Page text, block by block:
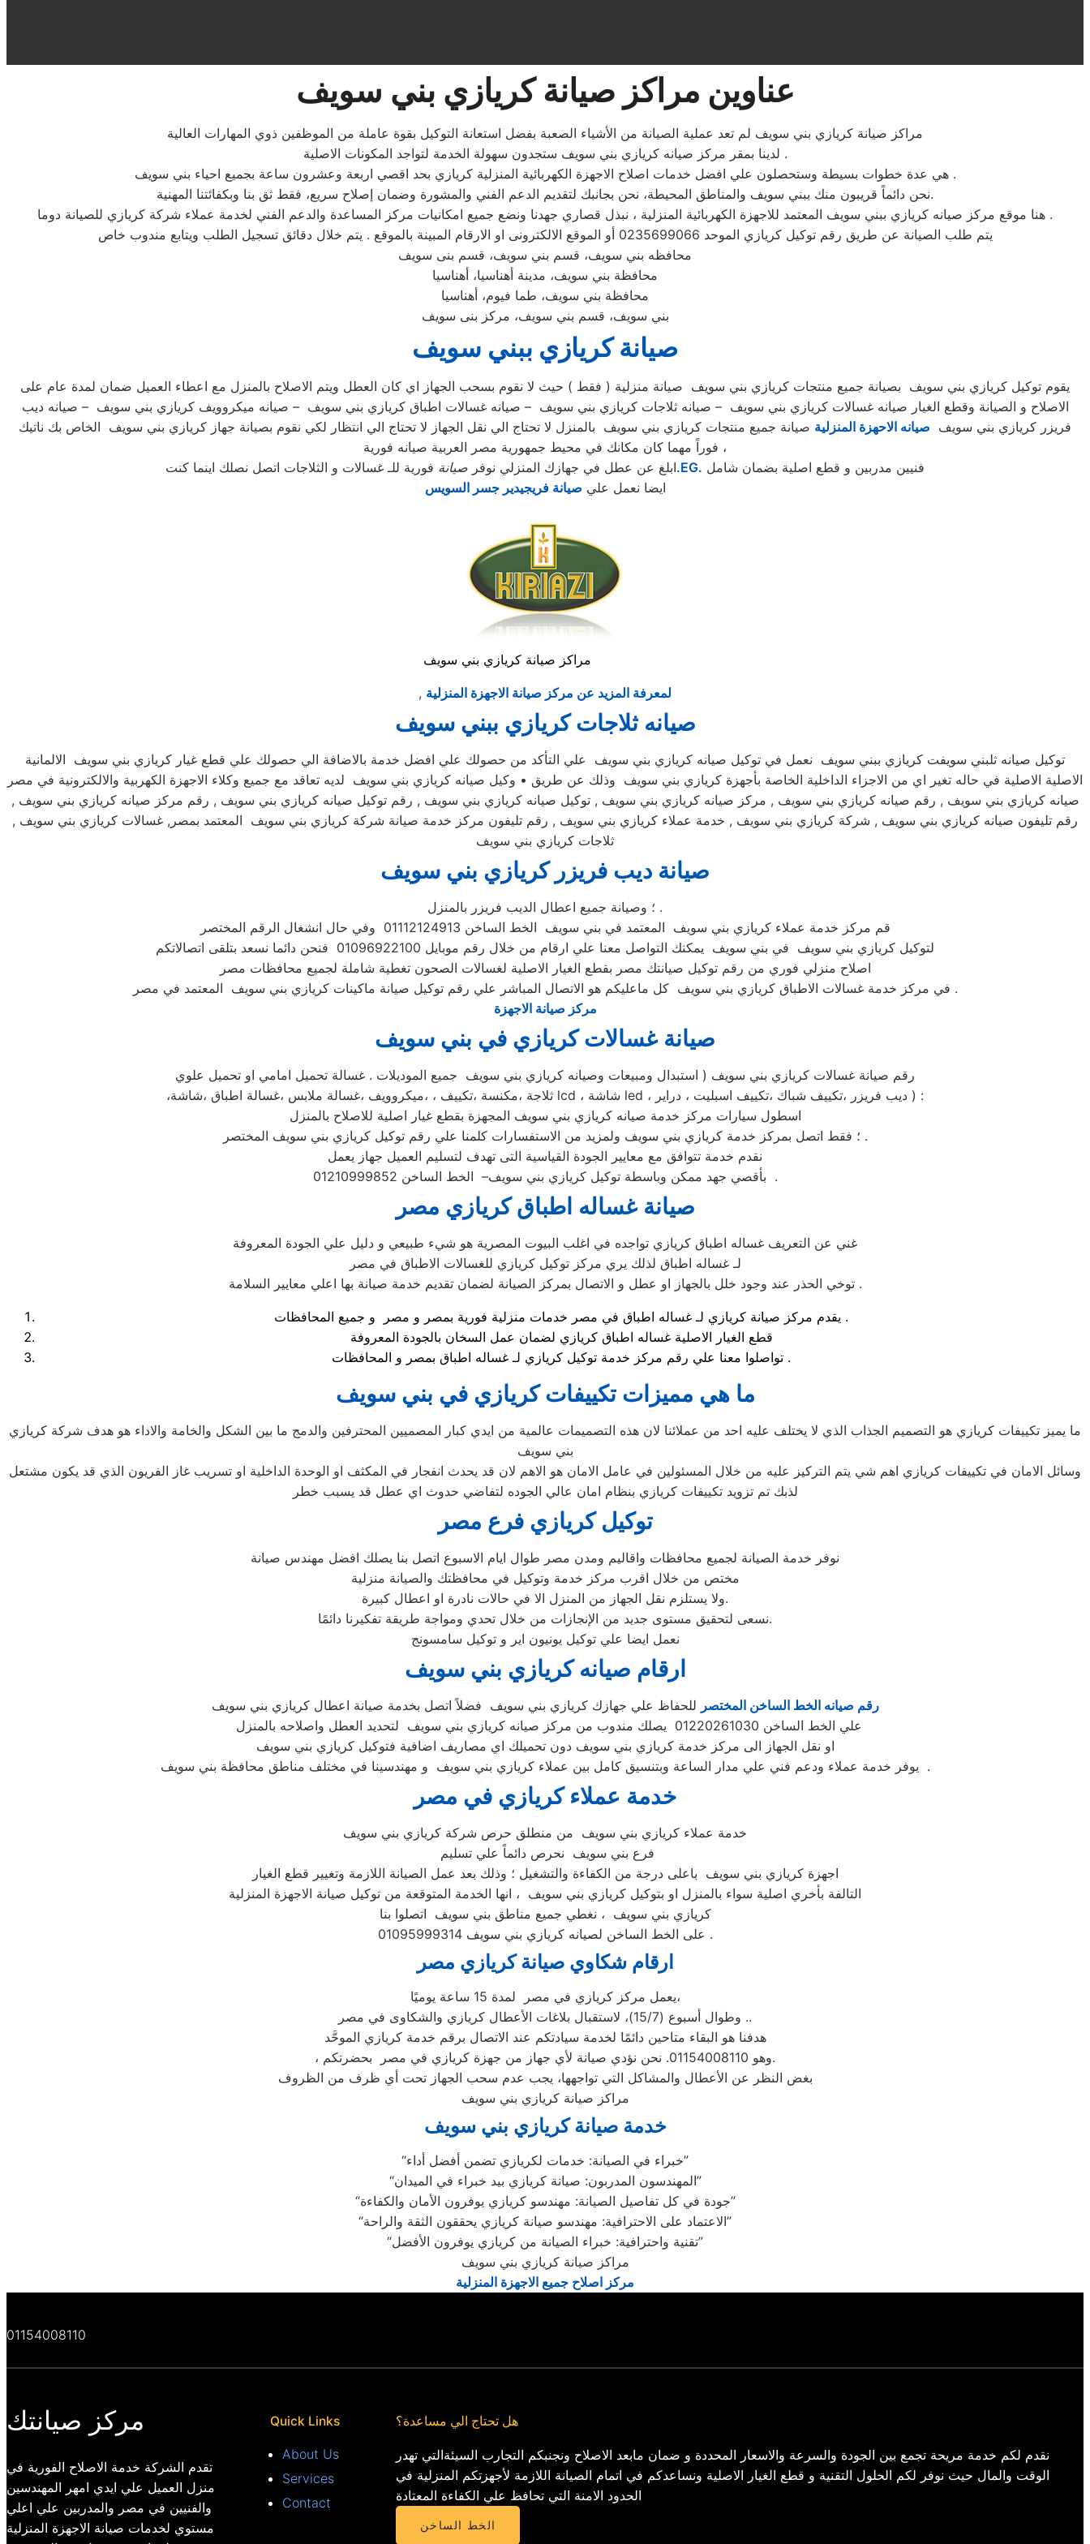
عناوين مراكز صيانة كريازي بني سويف
مراكز صيانة كريازي بني سويف لم تعد عملية الصيانة من الأشياء الصعبة بفضل استعانة التوكيل بقوة عاملة من الموظفين ذوي المهارات العالية
لدينا بمقر مركز صيانه كريازي بني سويف ستجدون سهولة الخدمة لتواجد المكونات الاصلية .
هي عدة خطوات بسيطة وستحصلون علي افضل خدمات اصلاح الاجهزة الكهربائية المنزلية كريازي بحد اقصي اربعة وعشرون ساعة بجميع احياء بني سويف .
نحن دائماً قريبون منك ببني سويف والمناطق المحيطة، نحن بجانبك لتقديم الدعم الفني والمشورة وضمان إصلاح سريع، فقط ثق بنا وبكفائتنا المهنية.
هنا موقع مركز صيانه كريازي ببني سويف المعتمد للاجهزة الكهربائية المنزلية ، نبذل قصاري جهدنا ونضع جميع امكانيات مركز المساعدة والدعم الفني لخدمة عملاء شركة كريازي للصيانة دوما .
يتم طلب الصيانة عن طريق رقم توكيل كريازي الموحد 0235699066 أو الموقع الالكترونى او الارقام المبينة بالموقع . يتم خلال دقائق تسجيل الطلب ويتابع مندوب خاص
محافظه بني سويف، قسم بني سويف، قسم بنى سويف
محافظة بني سويف، مدينة أهناسيا، أهناسيا
محافظة بني سويف، طما فيوم، أهناسيا
بني سويف، قسم بني سويف، مركز بنى سويف
صيانة كريازي ببني سويف
يقوم توكيل كريازي بني سويف بصيانة جميع منتجات كريازي بني سويف صيانة منزلية ( فقط ) حيث لا نقوم بسحب الجهاز اي كان العطل ويتم الاصلاح بالمنزل مع اعطاء العميل ضمان لمدة عام على
الاصلاح و الصيانة وقطع الغيار صيانه غسالات كريازي بني سويف – صيانه ثلاجات كريازي بني سويف – صيانه غسالات اطباق كريازي بني سويف – صيانه ميكروويف كريازي بني سويف – صيانه ديب
فريزر كريازي بني سويف صيانه الاحهزة المنزلية صيانة جميع منتجات كريازي بني سويف بالمنزل لا تحتاج الي نقل الجهاز لا تحتاج الي انتظار لكي نقوم بصيانة جهاز كريازي بني سويف الخاص بك ناتيك
فوراً مهما كان مكانك في محيط جمهورية مصر العربية صيانه فورية ،
ابلغ عن عطل في جهازك المنزلي نوفر صيانة فورية للـ غسالات و الثلاجات اتصل نصلك اينما كنت .EG. فنيين مدربين و قطع اصلية بضمان شامل
ايضا نعمل علي صيانة فريجيدير جسر السويس
مراكز صيانة كريازي بني سويف
, لمعرفة المزيد عن مركز صيانة الاجهزة المنزلية
صيانه ثلاجات كريازي ببني سويف
توكيل صيانه ثلبني سويفت كريازي ببني سويف نعمل في توكيل صيانه كريازي بني سويف علي التأكد من حصولك علي افضل خدمة بالاضافة الي حصولك علي قطع غيار كريازي بني سويف الالمانية
الاصلية الاصلية في حاله تغير اي من الاجزاء الداخلية الخاصة بأجهزة كريازي بني سويف وذلك عن طريق • وكيل صيانه كريازي بني سويف لديه تعاقد مع جميع وكلاء الاجهزة الكهربية والالكترونية في مصر
صيانه كريازي بني سويف , رقم صيانه كريازي بني سويف , مركز صيانه كريازي بني سويف , توكيل صيانه كريازي بني سويف , رقم توكيل صيانه كريازي بني سويف , رقم مركز صيانه كريازي بني سويف ,
رقم تليفون صيانه كريازي بني سويف , شركة كريازي بني سويف , خدمة عملاء كريازي بني سويف , رقم تليفون مركز خدمة صيانة شركة كريازي بني سويف المعتمد بمصر, غسالات كريازي بني سويف ,
ثلاجات كريازي بني سويف
صيانة ديب فريزر كريازي بني سويف
؛ وصيانة جميع اعطال الديب فريزر بالمنزل .
قم مركز خدمة عملاء كريازي بني سويف المعتمد في بني سويف الخط الساخن 01112124913 وفي حال انشغال الرقم المختصر
لتوكيل كريازي بني سويف في بني سويف يمكنك التواصل معنا علي ارقام من خلال رقم موبايل 01096922100 فنحن دائما نسعد بتلقى اتصالاتكم
اصلاح منزلي فوري من رقم توكيل صيانتك مصر بقطع الغيار الاصلية لغسالات الصحون تغطية شاملة لجميع محافظات مصر
في مركز خدمة غسالات الاطباق كريازي بني سويف كل ماعليكم هو الاتصال المباشر علي رقم توكيل صيانة ماكينات كريازي بني سويف المعتمد في مصر .
مركز صيانة الاجهزة
صيانة غسالات كريازي في بني سويف
رقم صيانة غسالات كريازي بني سويف ( استبدال ومبيعات وصيانه كريازي بني سويف جميع الموديلات . غسالة تحميل امامي او تحميل علوي
،ثلاجة ،مكنسة ،تكييف ، ،ميكروويف ،غسالة ملابس ،غسالة اطباق ،شاشة lcd ، شاشة led ، ديب فريزر ،تكييف شباك ،تكييف اسبليت ، دراير ) :
اسطول سيارات مركز خدمة صيانه كريازي بني سويف المجهزة بقطع غيار اصلية للاصلاح بالمنزل
؛ فقط اتصل بمركز خدمة كريازي بني سويف ولمزيد من الاستفسارات كلمنا علي رقم توكيل كريازي بني سويف المختصر .
نقدم خدمة تتوافق مع معايير الجودة القياسية التى تهدف لتسليم العميل جهاز يعمل
بأقصي جهد ممكن وباسطة توكيل كريازي بني سويف– الخط الساخن 01210999852 .
صيانة غساله اطباق كريازي مصر
غني عن التعريف غساله اطباق كريازي تواجده في اغلب البيوت المصرية هو شيء طبيعي و دليل علي الجودة المعروفة
لـ غساله اطباق لذلك يري مركز توكيل كريازي للغسالات الاطباق في مصر
توخي الحذر عند وجود خلل بالجهاز او عطل و الاتصال بمركز الصيانة لضمان تقديم خدمة صيانة بها اعلي معايير السلامة .
يقدم مركز صيانة كريازي لـ غساله اطباق في مصر خدمات منزلية فورية بمصر و مصر و جميع المحافظات .
قطع الغيار الاصلية غساله اطباق كريازي لضمان عمل السخان بالجودة المعروفة
تواصلوا معنا علي رقم مركز خدمة توكيل كريازي لـ غساله اطباق بمصر و المحافظات .
ما هي مميزات تكييفات كريازي في بني سويف
ما يميز تكييفات كريازي هو التصميم الجذاب الذي لا يختلف عليه احد من عملائنا لان هذه التصميمات عالمية من ايدي كبار المصميين المحترفين والدمج ما بين الشكل والخامة والاداء هو هدف شركة كريازي
بني سويف
وسائل الامان في تكييفات كريازي اهم شي يتم التركيز عليه من خلال المسئولين في عامل الامان هو الاهم لان قد يحدث انفجار في المكثف او الوحدة الداخلية او تسريب غاز الفريون الذي قد يكون مشتعل
لذبك تم تزويد تكييفات كريازي بنظام امان عالي الجوده لتفاضي حدوث اي عطل قد يسبب خطر
توكيل كريازي فرع مصر
نوفر خدمة الصيانة لجميع محافظات واقاليم ومدن مصر طوال ايام الاسبوع اتصل بنا يصلك افضل مهندس صيانة
مختص من خلال اقرب مركز خدمة وتوكيل في محافظتك والصيانة منزلية
ولا يستلزم نقل الجهاز من المنزل الا في حالات نادرة او اعطال كبيرة.
نسعى لتحقيق مستوى جديد من الإنجازات من خلال تحدي ومواجة طريقة تفكيرنا دائمًا.
نعمل ايضا علي توكيل يونيون اير و توكيل سامسونج
ارقام صيانه كريازي بني سويف
رقم صيانه الخط الساخن المختصر للحفاظ علي جهازك كريازي بني سويف فضلاً اتصل بخدمة صيانة اعطال كريازي بني سويف
علي الخط الساخن 01220261030 يصلك مندوب من مركز صيانه كريازي بني سويف لتحديد العطل واصلاحه بالمنزل
او نقل الجهاز الى مركز خدمة كريازي بني سويف دون تحميلك اي مصاريف اضافية فتوكيل كريازي بني سويف
يوفر خدمة عملاء ودعم فني علي مدار الساعة وبتنسيق كامل بين عملاء كريازي بني سويف و مهندسينا في مختلف مناطق محافظة بني سويف .
خدمة عملاء كريازي في مصر
خدمة عملاء كريازي بني سويف من منطلق حرص شركة كريازي بني سويف
فرع بني سويف نحرص دائماً علي تسليم
اجهزة كريازي بني سويف باعلى درجة من الكفاءة والتشغيل ؛ وذلك بعد عمل الصيانة اللازمة وتغيير قطع الغيار
التالفة بأخري اصلية سواء بالمنزل او بتوكيل كريازي بني سويف ، انها الخدمة المتوقعة من توكيل صيانة الاجهزة المنزلية
كريازي بني سويف ، نغطي جميع مناطق بني سويف اتصلوا بنا
على الخط الساخن لصيانه كريازي بني سويف 01095999314 .
ارقام شكاوي صيانة كريازي مصر
يعمل مركز كريازي في مصر لمدة 15 ساعة يوميًا،
وطوال أسبوع (15/7)، لاستقبال بلاغات الأعطال كريازي والشكاوى في مصر ..
هدفنا هو البقاء متاحين دائمًا لخدمة سيادتكم عند الاتصال برقم خدمة كريازي الموحَّد
، وهو 01154008110. نحن نؤدي صيانة لأي جهاز من جهزة كريازي في مصر بحضرتكم.
بغض النظر عن الأعطال والمشاكل التي تواجهها، يجب عدم سحب الجهاز تحت أي ظرف من الظروف
مراكز صيانة كريازي بني سويف
خدمة صيانة كريازي بني سويف
“خبراء في الصيانة: خدمات لكريازي تضمن أفضل أداء”
“المهندسون المدربون: صيانة كريازي بيد خبراء في الميدان”
“جودة في كل تفاصيل الصيانة: مهندسو كريازي يوفرون الأمان والكفاءة”
“الاعتماد على الاحترافية: مهندسو صيانة كريازي يحققون الثقة والراحة”
“تقنية واحترافية: خبراء الصيانة من كريازي يوفرون الأفضل”
مراكز صيانة كريازي بني سويف
مركز اصلاح جميع الاجهزة المنزلية
01154008110
مركز صيانتك
تقدم الشركة خدمة الاصلاح الفورية في
منزل العميل علي ايدي امهر المهندسين
والفنيين في مصر والمدربين علي اعلي
مستوي لخدمات صيانة الاجهزة المنزلية
Quick Links
About Us
Services
Contact
هل تحتاج الي مساعدة؟
نقدم لكم خدمة مريحة تجمع بين الجودة والسرعة والاسعار المحددة و ضمان مابعد الاصلاح ونجنبكم التجارب السيئةالتي تهدر
الوقت والمال حيث نوفر لكم الحلول التقنية و قطع الغيار الاصلية ونساعدكم في اتمام الصيانة اللازمة لأجهزتكم المنزلية في
الحدود الامنة التي تحافظ علي الكفاءة المعتادة
الخط الساخن